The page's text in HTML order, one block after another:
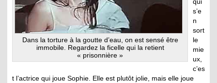
Dans la torture à la goutte d’eau, on est sensé être
immobile. Regardez la ficelle qui la retient
« prisonnière »
s’e
n
sort
le
mie
ux,
c’es
t l’actrice qui joue Sophie. Elle est plutôt jolie, mais elle joue